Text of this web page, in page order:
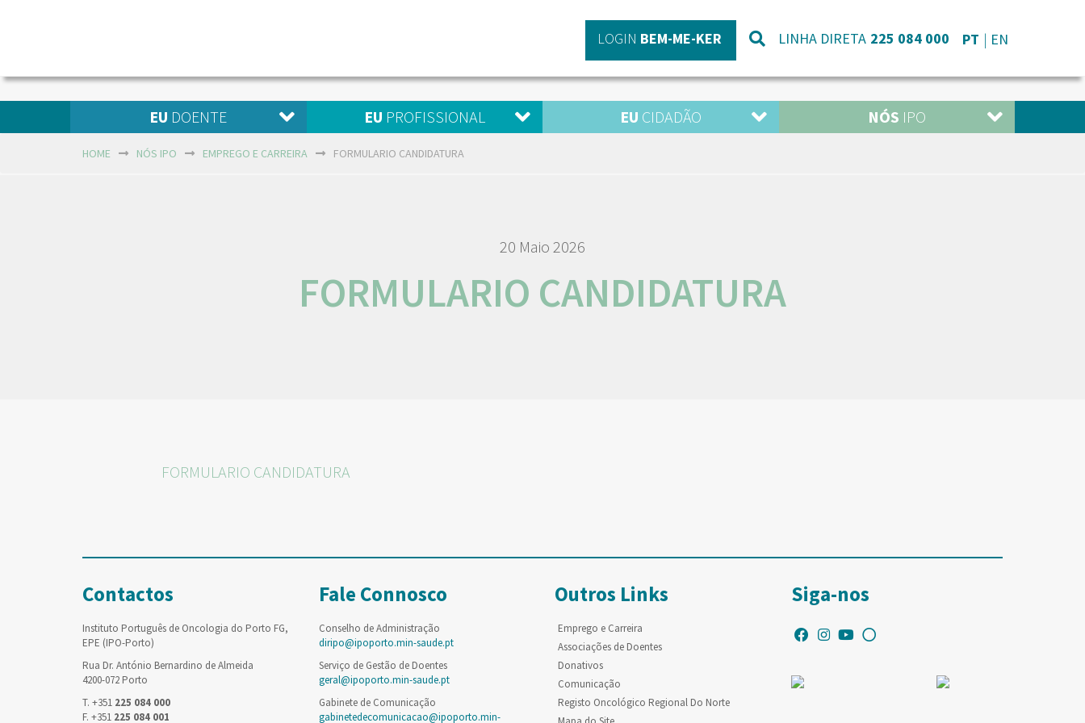
LOGIN BEM-ME-KER LINHA DIRETA 225 084 000 PT EN
EU DOENTE EU PROFISSIONAL EU CIDADÃO NÓS IPO
HOME NÓS IPO EMPREGO E CARREIRA FORMULARIO CANDIDATURA
20 Maio 2026
FORMULARIO CANDIDATURA
FORMULARIO CANDIDATURA
Contactos
Instituto Português de Oncologia do Porto FG,
EPE (IPO-Porto)
Rua Dr. António Bernardino de Almeida
4200-072 Porto
T. +351 225 084 000
F. +351 225 084 001
Fale Connosco
Conselho de Administração
diripo@ipoporto.min-saude.pt
Serviço de Gestão de Doentes
geral@ipoporto.min-saude.pt
Gabinete de Comunicação
gabinetedecomunicacao@ipoporto.min-
Outros Links
Emprego e Carreira
Associações de Doentes
Donativos
Comunicação
Registo Oncológico Regional Do Norte
Siga-nos